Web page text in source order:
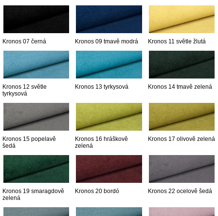
Kronos 07 černá Kronos 09 tmavě modrá Kronos 11 světle žlutá
Kronos 12 světle
tyrkysová
Kronos 13 tyrkysová Kronos 14 tmavě zelená
Kronos 15 popelavě
šedá
Kronos 16 hráškově
zelená
Kronos 17 olivově zelená
Kronos 19 smaragdově
zelená
Kronos 20 bordó Kronos 22 ocelově šedá